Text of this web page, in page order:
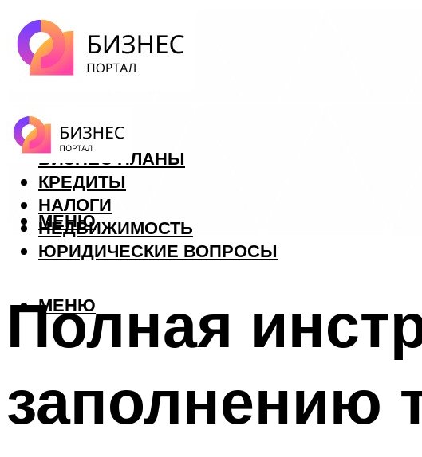
ФОРЕКС
БИЗНЕС ПЛАНЫ
КРЕДИТЫ
НАЛОГИ
НЕДВИЖИМОСТЬ
ЮРИДИЧЕСКИЕ ВОПРОСЫ
МЕНЮ
МЕНЮ
Полная
заполнению